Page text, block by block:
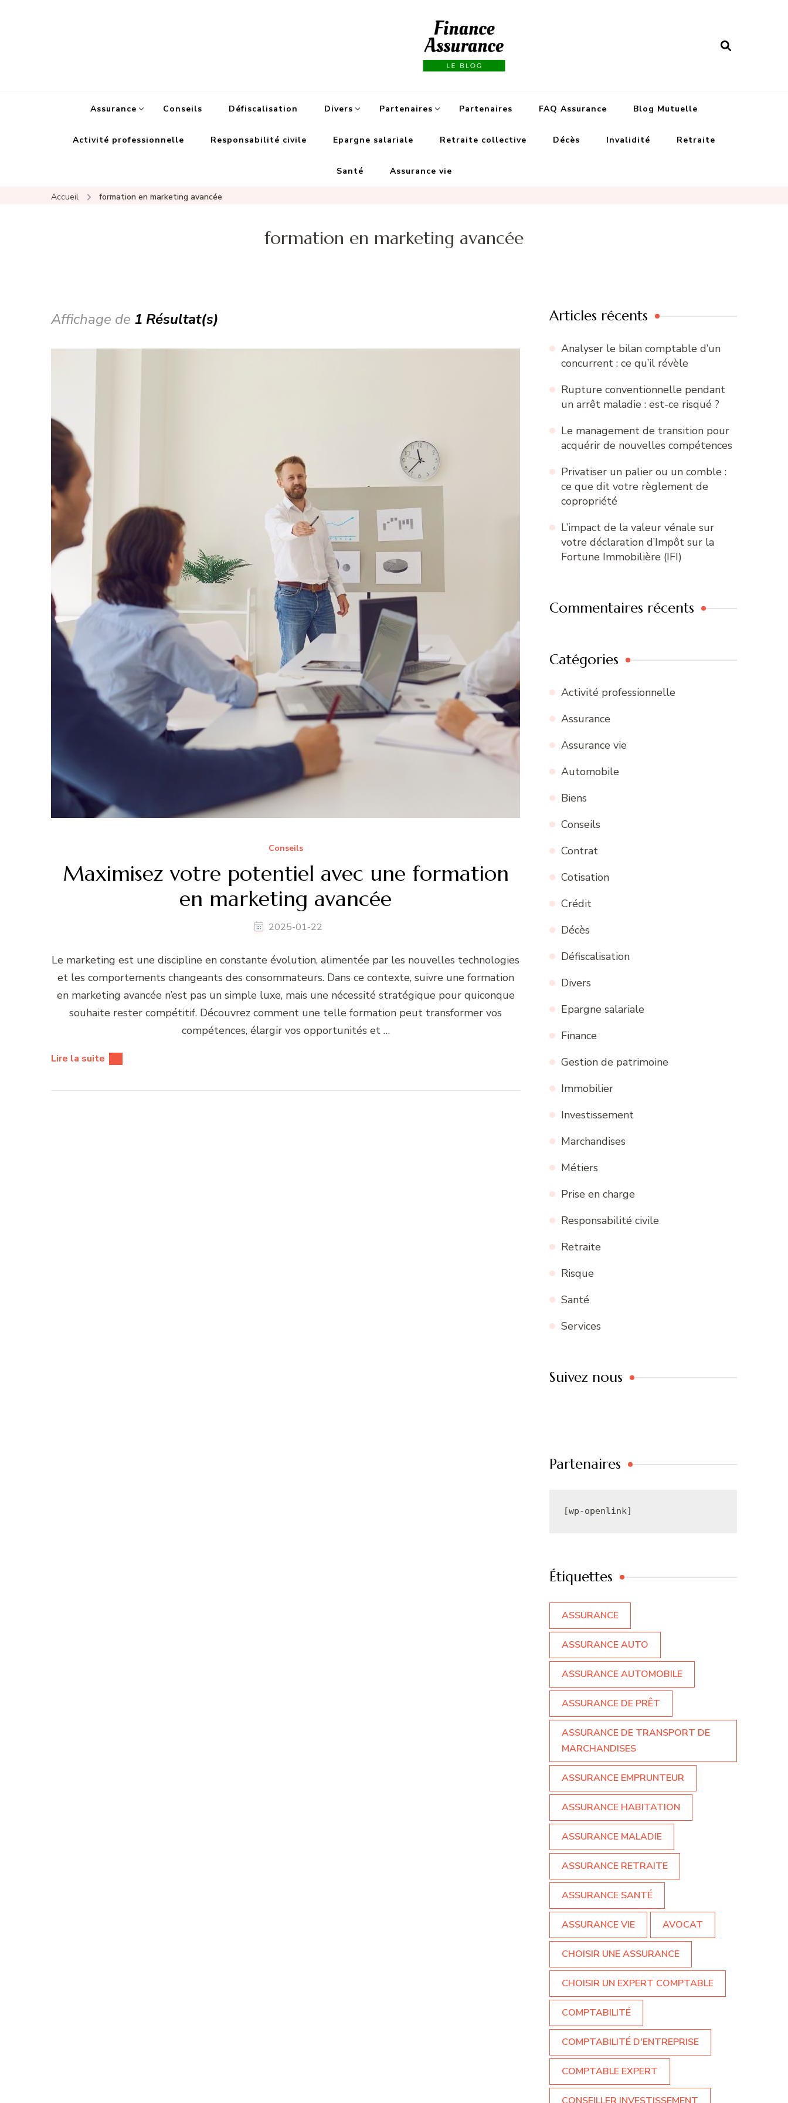
Assurance Conseils Défiscalisation Divers Partenaires Partenaires FAQ Assurance Blog Mutuelle
Activité professionnelle Responsabilité civile Epargne salariale Retraite collective Décès Invalidité Retraite
Santé Assurance vie
Accueil formation en marketing avancée
formation en marketing avancée
Affichage de 1 Résultat(s)
Conseils
Maximisez votre potentiel avec une formation
en marketing avancée
2025-01-22
Le marketing est une discipline en constante évolution, alimentée par les nouvelles technologies
et les comportements changeants des consommateurs. Dans ce contexte, suivre une formation
en marketing avancée n’est pas un simple luxe, mais une nécessité stratégique pour quiconque
souhaite rester compétitif. Découvrez comment une telle formation peut transformer vos
compétences, élargir vos opportunités et …
Lire la suite
Articles récents
Analyser le bilan comptable d’un
concurrent : ce qu’il révèle
Rupture conventionnelle pendant
un arrêt maladie : est-ce risqué ?
Le management de transition pour
acquérir de nouvelles compétences
Privatiser un palier ou un comble :
ce que dit votre règlement de
copropriété
L’impact de la valeur vénale sur
votre déclaration d’Impôt sur la
Fortune Immobilière (IFI)
Commentaires récents
Catégories
Activité professionnelle
Assurance
Assurance vie
Automobile
Biens
Conseils
Contrat
Cotisation
Crédit
Décès
Défiscalisation
Divers
Epargne salariale
Finance
Gestion de patrimoine
Immobilier
Investissement
Marchandises
Métiers
Prise en charge
Responsabilité civile
Retraite
Risque
Santé
Services
Suivez nous
Partenaires
[wp-openlink]
Étiquettes
ASSURANCE
ASSURANCE AUTO
ASSURANCE AUTOMOBILE
ASSURANCE DE PRÊT
ASSURANCE DE TRANSPORT DE
MARCHANDISES
ASSURANCE EMPRUNTEUR
ASSURANCE HABITATION
ASSURANCE MALADIE
ASSURANCE RETRAITE
ASSURANCE SANTÉ
ASSURANCE VIE AVOCAT
CHOISIR UNE ASSURANCE
CHOISIR UN EXPERT COMPTABLE
COMPTABILITÉ
COMPTABILITÉ D'ENTREPRISE
COMPTABLE EXPERT